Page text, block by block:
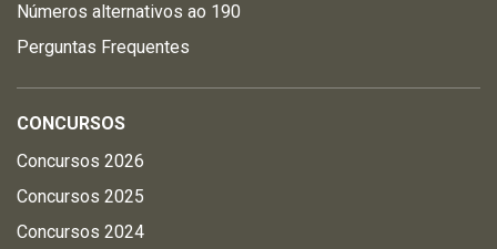
Números alternativos ao 190
Perguntas Frequentes
CONCURSOS
Concursos 2026
Concursos 2025
Concursos 2024